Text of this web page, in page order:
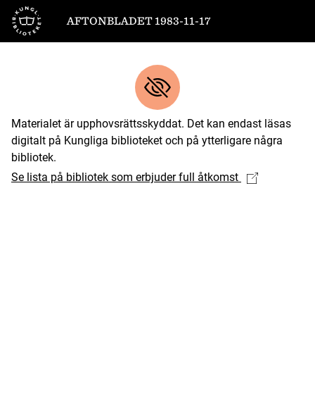
Till startsidan
AFTONBLADET 1983-11-17
Materialet är upphovsrättsskyddat. Det kan endast läsas
digitalt på Kungliga biblioteket och på ytterligare några
bibliotek.
Se lista på bibliotek som erbjuder full åtkomst